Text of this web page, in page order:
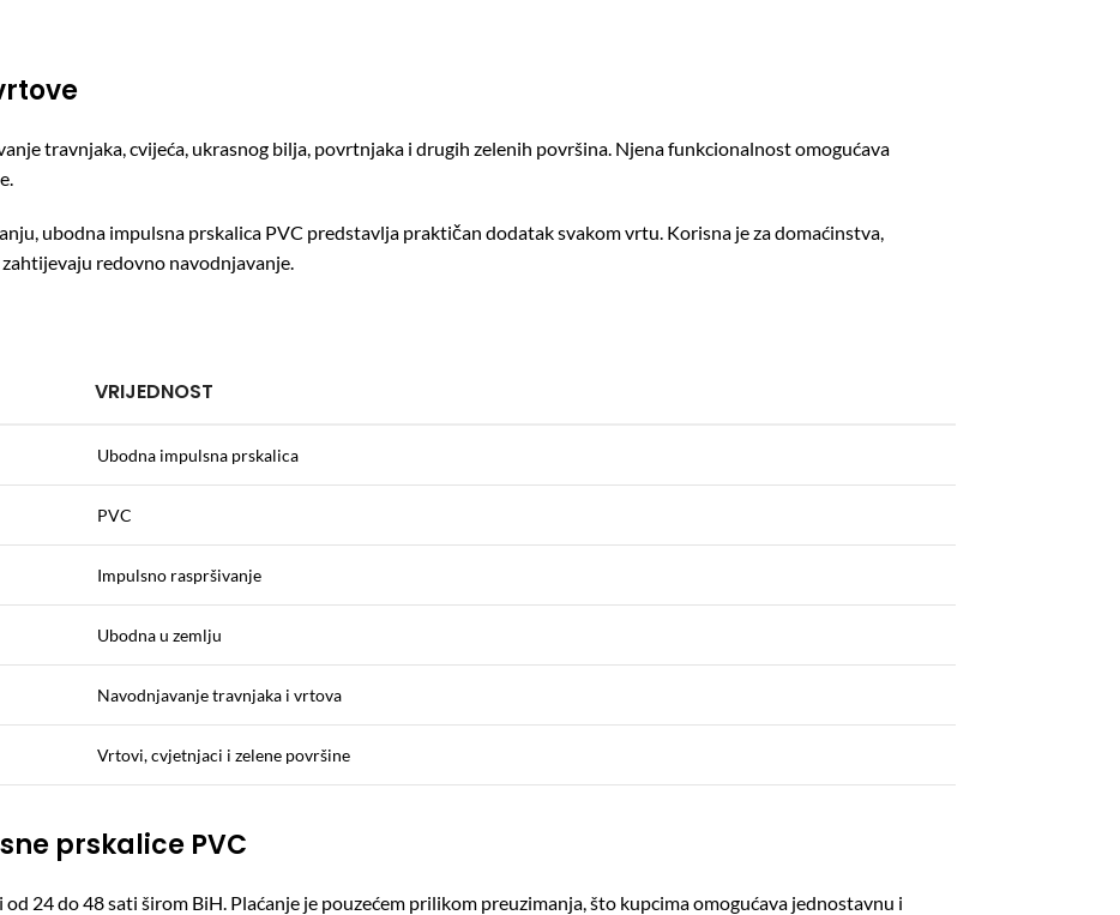
travnjaka, cvijeća, ukrasnog bilja, povrtnjaka i drugih zelenih površina. Njena funkcionalnost omogućava
ubodna impulsna prskalica PVC predstavlja praktičan dodatak svakom vrtu. Korisna je za domaćinstva,
redovno navodnjavanje.
VRIJEDNOST
Ubodna impulsna prskalica
PVC
Impulsno raspršivanje
Ubodna u zemlju
Navodnjavanje travnjaka i vrtova
Vrtovi, cvjetnjaci i zelene površine
prskalice PVC
24 do 48 sati širom BiH. Plaćanje je pouzećem prilikom preuzimanja, što kupcima omogućava jednostavnu i